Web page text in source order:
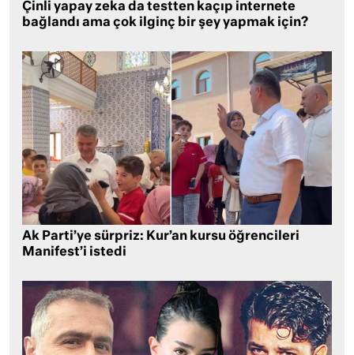
Çinli yapay zeka da testten kaçıp internete
bağlandı ama çok ilginç bir şey yapmak için?
Ak Parti’ye sürpriz: Kur’an kursu öğrencileri
Manifest’i istedi